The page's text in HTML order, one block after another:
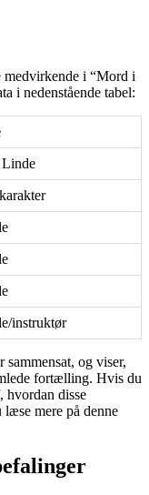
i “Mord i
i nedenstående tabel:
instruktør
sammensat, og viser,
fortælling. Hvis du
hvordan disse
læse mere på denne